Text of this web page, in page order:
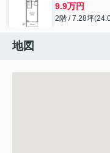
9.9万円
2階 / 7.28坪
地図